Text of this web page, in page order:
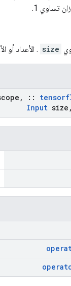
تساوي 1.
size . الأعداد أو
, ::
Input size ,